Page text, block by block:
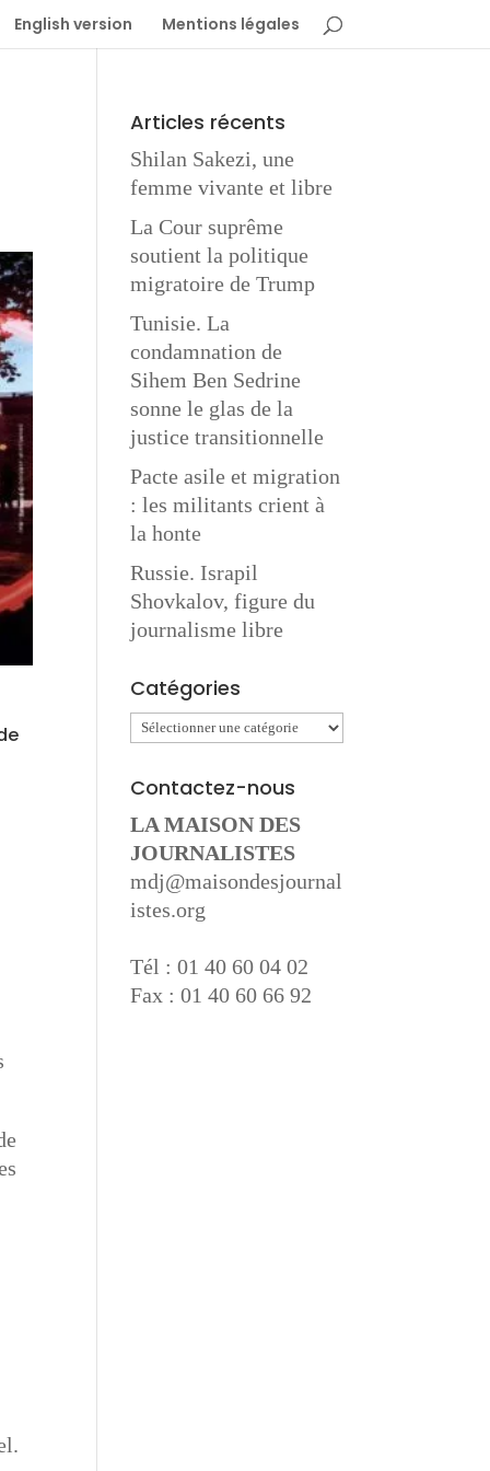
English version Mentions légales
Articles récents
Shilan Sakezi, une
femme vivante et libre
La Cour suprême
soutient la politique
migratoire de Trump
Tunisie. La
condamnation de
Sihem Ben Sedrine
sonne le glas de la
justice transitionnelle
Pacte asile et migration
: les militants crient à
la honte
Russie. Israpil
Shovkalov, figure du
journalisme libre
Catégories
Catégories
Contactez-nous
LA MAISON DES
JOURNALISTES
mdj@maisondesjournal
istes.org
Tél : 01 40 60 04 02
Fax : 01 40 60 66 92